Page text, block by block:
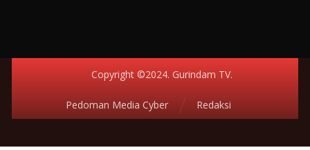
Copyright ©2024. Gurindam TV.
Redaksi
Pedoman Media Cyber